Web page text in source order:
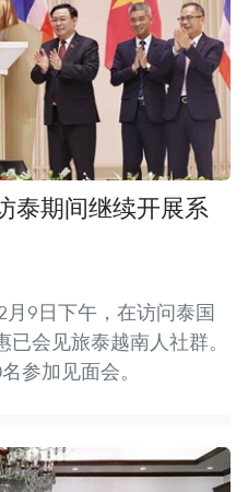
泰期间继续开展系
月9日下午，在访问泰国
会见旅泰越南人社群。
参加见面会。